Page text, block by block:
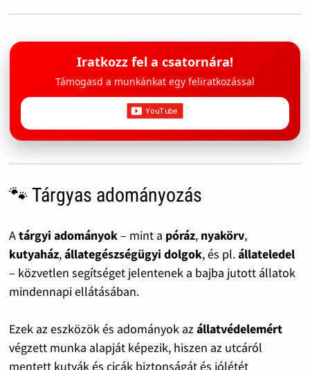
Iratkozz fel a csatornára!
Támogasd a munkánkat egy feliratkozással
🐾 Tárgyas adományozás
Atárgyi adományok– mint a póráz, nyakörv,
kutyaház,állategészségügyi dolgok, és pl.állateledel
– közvetlen segítséget jelentenek a bajba jutott állatok
mindennapi ellátásában.
Ezek az eszközök és adományok azállatvédelemért
végzett munka alapját képezik, hiszen az utcáról
mentett kutyák és cicák biztonságát és jólétét